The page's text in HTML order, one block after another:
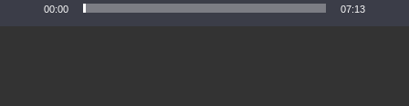
00:00 07:13